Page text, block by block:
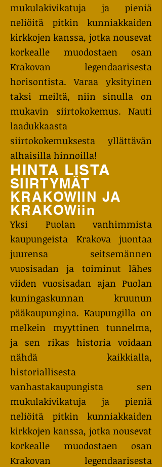
mukulakivikatuja ja pieniä
neliöitä pitkin kunniakkaiden
kirkkojen kanssa, jotka nousevat
korkealle muodostaen osan
Krakovan legendaarisesta
horisontista. Varaa yksityinen
taksi meiltä, niin sinulla on
mukavin siirtokokemus. Nauti
laadukkaasta
siirtokokemuksesta yllättävän
alhaisilla hinnoilla!
HINTA LISTA
SIIRTYMÄT
KRAKOWIIN JA
KRAKOWiin
Yksi Puolan vanhimmista
kaupungeista Krakova juontaa
juurensa seitsemännen
vuosisadan ja toiminut lähes
viiden vuosisadan ajan Puolan
kuningaskunnan kruunun
pääkaupungina. Kaupungilla on
melkein myyttinen tunnelma,
ja sen rikas historia voidaan
nähdä kaikkialla,
historiallisesta
vanhastakaupungista sen
mukulakivikatuja ja pieniä
neliöitä pitkin kunniakkaiden
kirkkojen kanssa, jotka nousevat
korkealle muodostaen osan
Krakovan legendaarisesta